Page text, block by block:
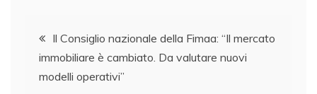
b
o
o
dI
n
A
p
vi
di
Navigazione
articoli
Il Consiglio nazionale della Fimaa: “Il mercato
immobiliare è cambiato. Da valutare nuovi
modelli operativi”